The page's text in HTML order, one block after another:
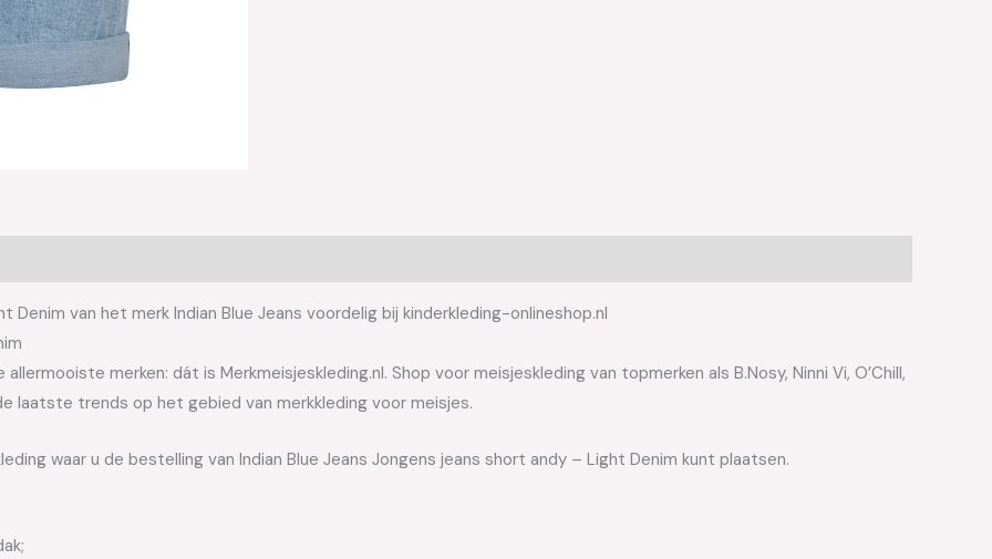
Denim van het merk Indian Blue Jeans voordelig bij kinderkleding-onlineshop.nl
merken: dát is Merkmeisjeskleding.nl. Shop voor meisjeskleding van topmerken als B.Nosy, Ninni Vi, O’Chill,
laatste trends op het gebied van merkkleding voor meisjes.
waar u de bestelling van Indian Blue Jeans Jongens jeans short andy – Light Denim kunt plaatsen.